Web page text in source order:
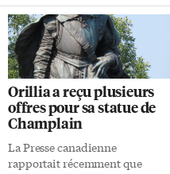
«communistes». Il cible ici
quelques élus ouvertement
«socialistes» qui souhaiteraient
faire au Parti démocrate le coup
que le mouvement MAGA a fait
au Parti républicain: en
prendre le contrôle en
marginalisant ses ténors
traditionnels centristes. Trump
meilleur que Lénine C’est
Orillia a reçu plusieurs
offres pour sa statue de
Champlain
La Presse canadienne
rapportait récemment que